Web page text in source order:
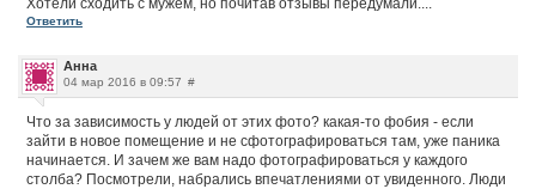
Хотели сходить с мужем, но почитав отзывы передумали....
Ответить
Анна
04 мар 2016 в 09:57 #
Что за зависимость у людей от этих фото? какая-то фобия - если
зайти в новое помещение и не сфотографироваться там, уже паника
начинается. И зачем же вам надо фотографироваться у каждого
столба? Посмотрели, набрались впечатлениями от увиденного. Люди